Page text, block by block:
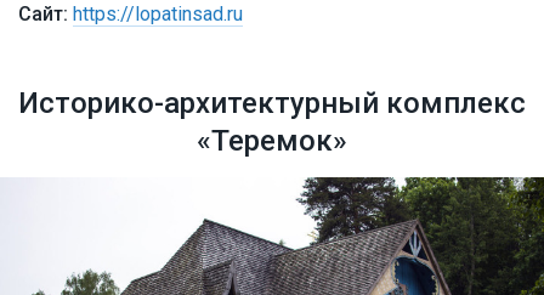
https://lopatinsad.ru
Историко-архитектурный комплекс
«Теремок»